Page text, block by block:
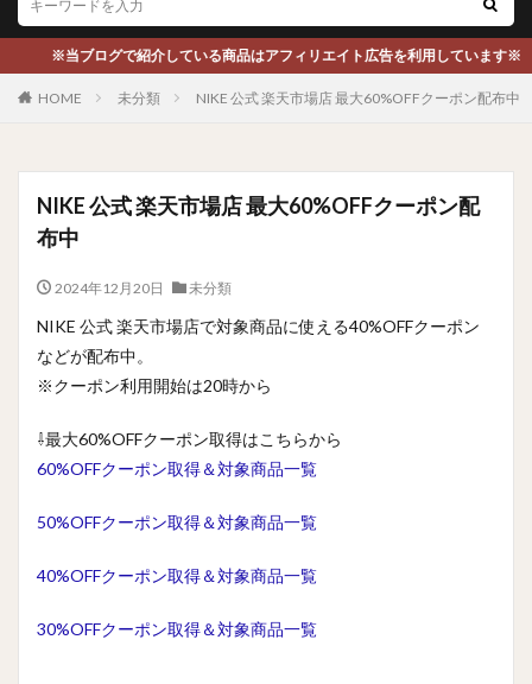
※当ブログで紹介している商品はアフィリエイト広告を利用しています※
HOME 未分類 NIKE 公式 楽天市場店 最大60%OFFクーポン配布中
NIKE 公式 楽天市場店 最大60%OFFクーポン配
布中
2024年12月20日 未分類
NIKE 公式 楽天市場店で対象商品に使える40%OFFクーポン
などが配布中。
※クーポン利用開始は20時から
⇩最大60%OFFクーポン取得はこちらから
60%OFFクーポン取得＆対象商品一覧
50%OFFクーポン取得＆対象商品一覧
40%OFFクーポン取得＆対象商品一覧
30%OFFクーポン取得＆対象商品一覧